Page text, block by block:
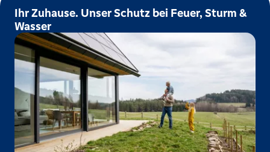
Ihr Zuhause. Unser Schutz bei Feuer, Sturm &
Wasser